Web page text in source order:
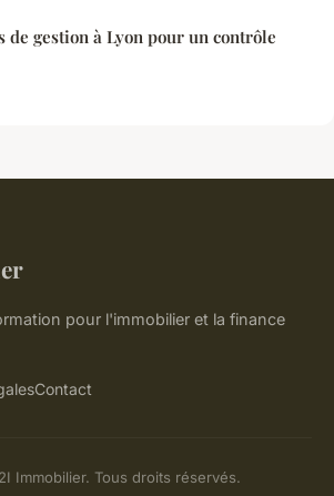
de gestion à Lyon pour un contrôle
pour l'immobilier et la finance
Contact
Immobilier. Tous droits réservés.